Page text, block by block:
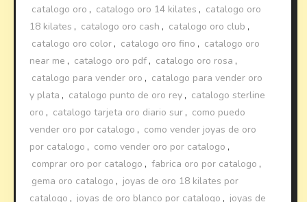
catalogo oro , catalogo oro 14 kilates , catalogo oro
18 kilates , catalogo oro cash , catalogo oro club ,
catalogo oro color , catalogo oro fino , catalogo oro
near me , catalogo oro pdf , catalogo oro rosa ,
catalogo para vender oro , catalogo para vender oro
y plata , catalogo punto de oro rey , catalogo sterline
oro , catalogo tarjeta oro diario sur , como puedo
vender oro por catalogo , como vender joyas de oro
por catalogo , como vender oro por catalogo ,
comprar oro por catalogo , fabrica oro por catalogo ,
gema oro catalogo , joyas de oro 18 kilates por
catalogo , joyas de oro blanco por catalogo , joyas de